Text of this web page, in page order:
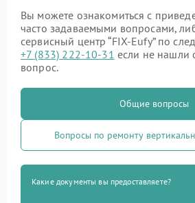
Вы можете ознакомиться с
часто задаваемыми вопросами,
сервисный центр “FIX-Eufy” по
+7 (833) 222-10-31 если не нашли
вопрос.
Общие вопросы
Вопросы по ремонту
Какие документы вы предоставляете?